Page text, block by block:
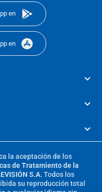
en
en
la aceptación de los
de Tratamiento de la
S.A. Todos los
su reproducción total